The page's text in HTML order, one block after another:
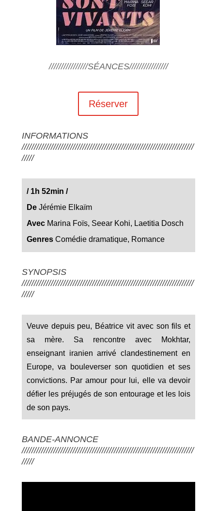
////////////////SÉANCES////////////////
Réserver
INFORMATIONS
///////////////////////////////////////////////////////////////////////
/////
/1h 52min /
DeJérémie Elkaïm
AvecMarina Foïs, Seear Kohi, Laetitia Dosch
Genres Comédie dramatique, Romance
SYNOPSIS
///////////////////////////////////////////////////////////////////////
/////
Veuve depuis peu, Béatrice vit avec son fils et
sa mère. Sa rencontre avec Mokhtar,
enseignant iranien arrivé clandestinement en
Europe, va bouleverser son quotidien et ses
convictions. Par amour pour lui, elle va devoir
défier les préjugés de son entourage et les lois
de son pays.
BANDE-ANNONCE
///////////////////////////////////////////////////////////////////////
/////